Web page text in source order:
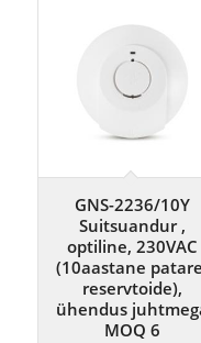
GNS-2236/10Y
Suitsuandur ,
optiline, 230VAC
(10aastane
reservtoide),
ühendus
MOQ 6